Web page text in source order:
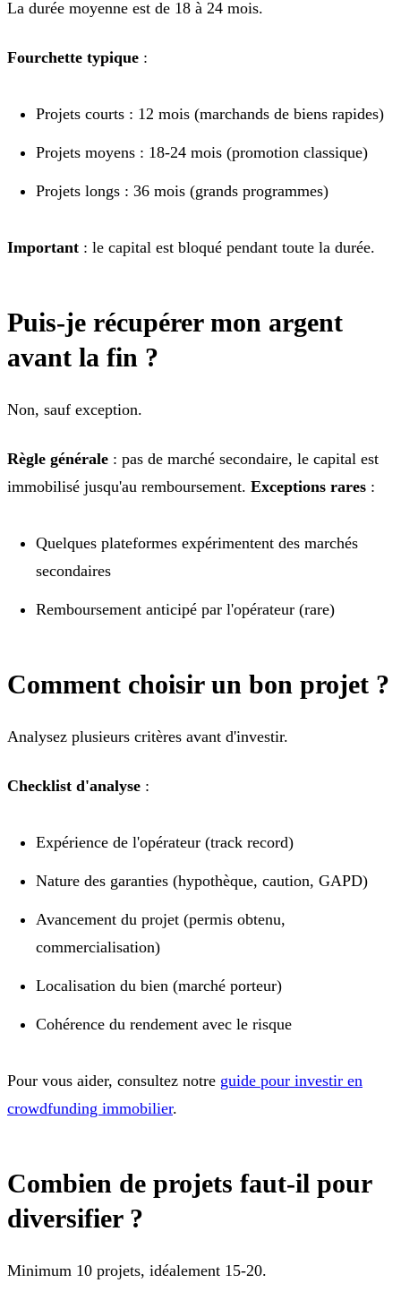
La durée moyenne est de 18 à 24 mois.
Fourchette typique :
Projets courts : 12 mois (marchands de biens rapides)
Projets moyens : 18-24 mois (promotion classique)
Projets longs : 36 mois (grands programmes)
Important : le capital est bloqué pendant toute la durée.
Puis-je récupérer mon argent
avant la fin ?
Non, sauf exception.
Règle générale : pas de marché secondaire, le capital est
immobilisé jusqu'au remboursement. Exceptions rares :
Quelques plateformes expérimentent des marchés
secondaires
Remboursement anticipé par l'opérateur (rare)
Comment choisir un bon projet ?
Analysez plusieurs critères avant d'investir.
Checklist d'analyse :
Expérience de l'opérateur (track record)
Nature des garanties (hypothèque, caution, GAPD)
Avancement du projet (permis obtenu,
commercialisation)
Localisation du bien (marché porteur)
Cohérence du rendement avec le risque
Pour vous aider, consultez notre guide pour investir en
crowdfunding immobilier.
Combien de projets faut-il pour
diversifier ?
Minimum 10 projets, idéalement 15-20.